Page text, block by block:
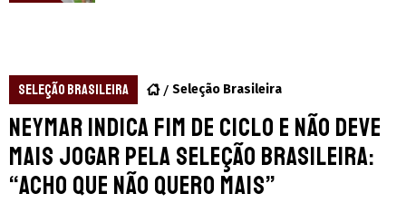
SELEÇÃO BRASILEIRA Seleção Brasileira
Neymar indica fim de ciclo e não deve
mais jogar pela Seleção Brasileira:
“Acho que não quero mais”